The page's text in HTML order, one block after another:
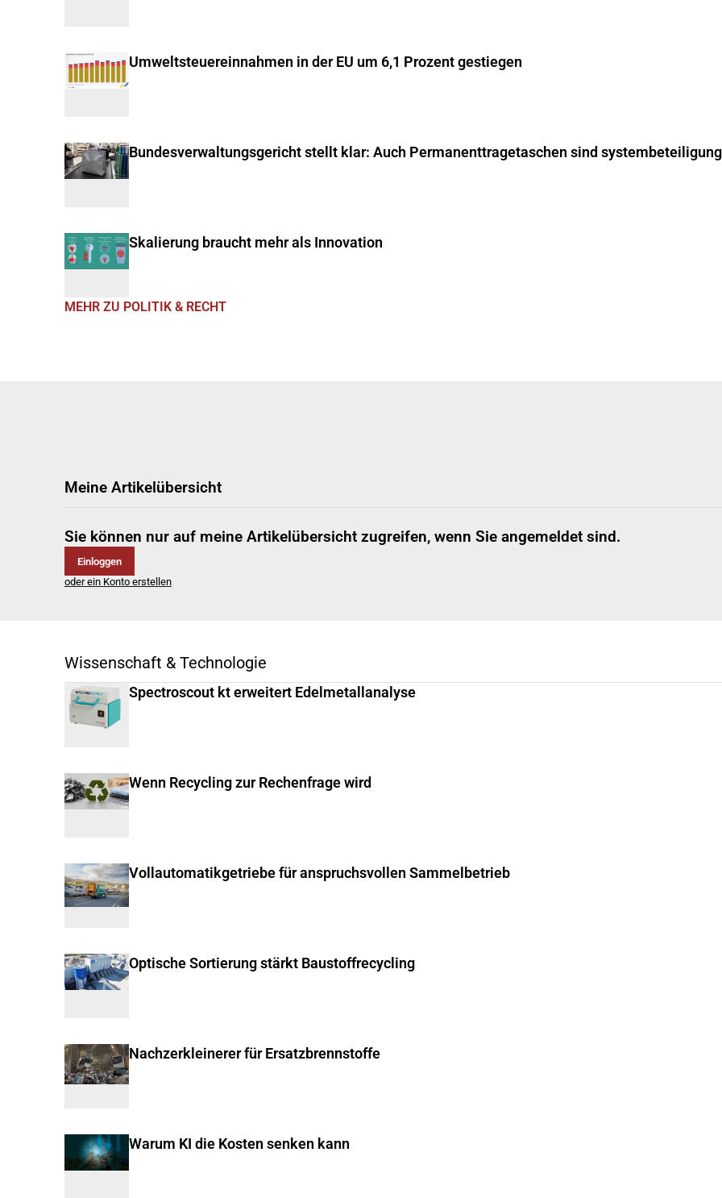
Umweltsteuereinnahmen in der EU um 6,1 Prozent gestiegen
Bundesverwaltungsgericht stellt klar: Auch Permanenttragetaschen sind
Skalierung braucht mehr als Innovation
MEHR ZU POLITIK & RECHT
Meine Artikelübersicht
Sie können nur auf meine Artikelübersicht zugreifen, wenn Sie angemeldet sind.
Einloggen
oder ein Konto erstellen
Wissenschaft & Technologie
Spectroscout kt erweitert Edelmetallanalyse
Wenn Recycling zur Rechenfrage wird
Vollautomatikgetriebe für anspruchsvollen Sammelbetrieb
Optische Sortierung stärkt Baustoffrecycling
Nachzerkleinerer für Ersatzbrennstoffe
Warum KI die Kosten senken kann